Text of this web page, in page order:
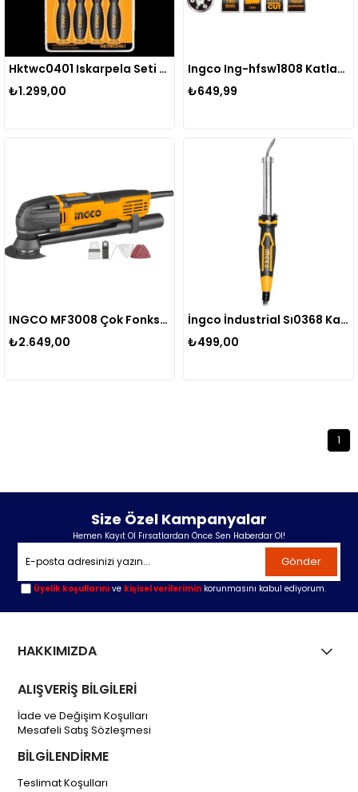
Hktwc0401 Iskarpela Seti 4 Lü
₺1.299,00
Ingco Ing-hfsw1808 Katlanabilir Testere
₺649,99
INGCO MF3008 Çok Fonksiyonlu Multiset 300W
₺2.649,00
İngco İndustrial Sı0368 Kalem Havya Lehim Makinesi 60W Eğri Uçlu
₺499,00
1
Size Özel Kampanyalar
Hemen Kayıt Ol Fırsatlardan Önce Sen Haberdar Ol!
Gönder
Üyelik koşullarını ve kişisel verilerimin korunmasını kabul ediyorum.
HAKKIMIZDA
ALIŞVERİŞ BİLGİLERİ
İade ve Değişim Koşulları
Mesafeli Satış Sözleşmesi
BİLGİLENDİRME
Teslimat Koşulları